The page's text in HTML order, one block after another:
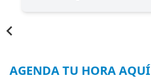
AGENDA TU HORA AQUÍ